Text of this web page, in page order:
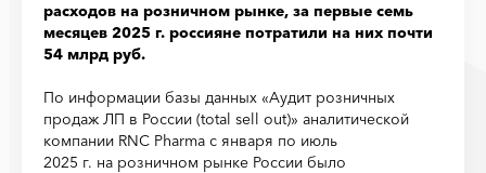
расходов на розничном рынке, за первые семь
месяцев 2025 г. россияне потратили на них почти
54 млрд руб.
По информации базы данных «Аудит розничных
продаж ЛП в России (total sell out)» аналитической
компании RNC Pharma с января по июль
2025 г. на розничном рынке России было